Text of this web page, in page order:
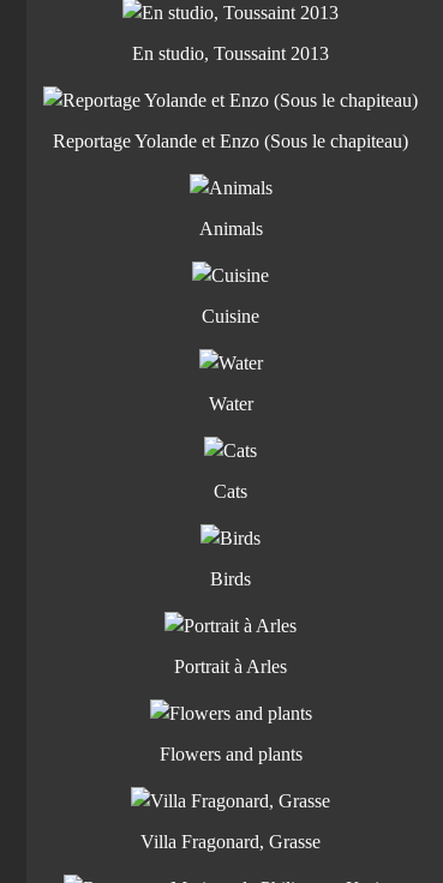
En studio, Toussaint 2013
Reportage Yolande et Enzo (Sous le chapiteau)
Animals
Cuisine
Water
Cats
Birds
Portrait à Arles
Flowers and plants
Villa Fragonard, Grasse